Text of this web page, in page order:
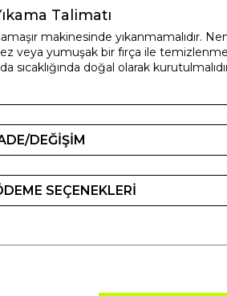
Talimatı
makinesinde yıkanmamalıdır.
veya yumuşak bir fırça ile
sıcaklığında doğal olarak
DEĞİŞİM
SEÇENEKLERİ